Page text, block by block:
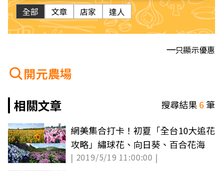
全部 文章 店家 達人
只顯示優惠
開元農場
相關文章
搜尋結果6筆
網美集合打卡！初夏「全台10大追花
攻略」繡球花、向日葵、百合花海
| 2019/5/19 11:00:00 |